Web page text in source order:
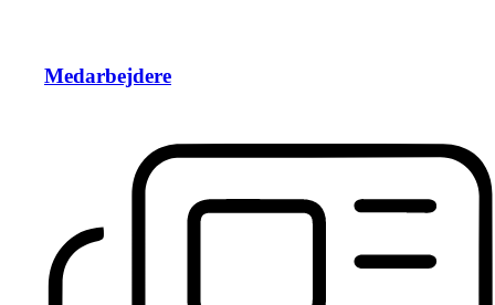
Medarbejdere